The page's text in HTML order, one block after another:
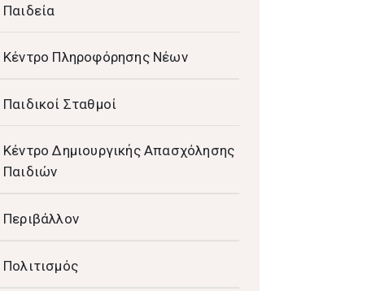
Παιδεία
Κέντρο Πληροφόρησης Νέων
Παιδικοί Σταθμοί
Κέντρο Δημιουργικής Απασχόλησης
Παιδιών
Περιβάλλον
Πολιτισμός